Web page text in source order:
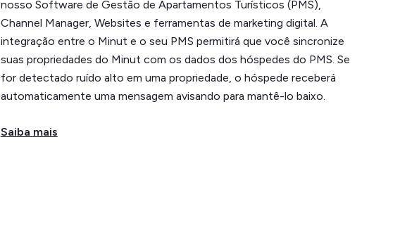
nosso Software de Gestão de Apartamentos Turísticos (PMS),
Channel Manager, Websites e ferramentas de marketing digital. A
integração entre o Minut e o seu PMS permitirá que você sincronize
suas propriedades do Minut com os dados dos hóspedes do PMS. Se
for detectado ruído alto em uma propriedade, o hóspede receberá
automaticamente uma mensagem avisando para mantê-lo baixo.
Saiba mais